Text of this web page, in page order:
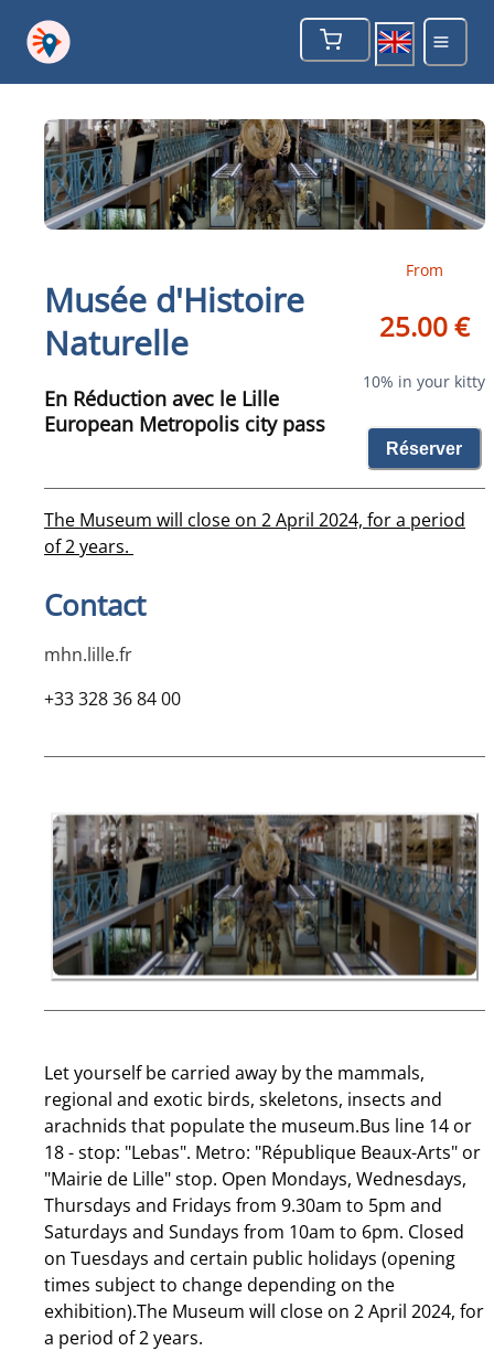
Musée d'Histoire
Naturelle
En Réduction avec le Lille
European Metropolis city pass
From
25.00 €
10% in your kitty
Réserver
The Museum will close on 2 April 2024, for a period
of 2 years.
Contact
mhn.lille.fr
+33 328 36 84 00
Let yourself be carried away by the mammals,
regional and exotic birds, skeletons, insects and
arachnids that populate the museum.Bus line 14 or
18 - stop: "Lebas". Metro: "République Beaux-Arts" or
"Mairie de Lille" stop. Open Mondays, Wednesdays,
Thursdays and Fridays from 9.30am to 5pm and
Saturdays and Sundays from 10am to 6pm. Closed
on Tuesdays and certain public holidays (opening
times subject to change depending on the
exhibition).The Museum will close on 2 April 2024, for
a period of 2 years.